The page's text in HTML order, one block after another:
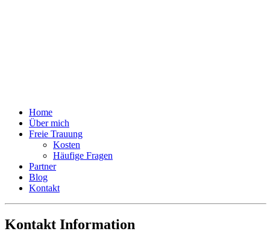
Home
Über mich
Freie Trauung
Kosten
Häufige Fragen
Partner
Blog
Kontakt
Kontakt Information